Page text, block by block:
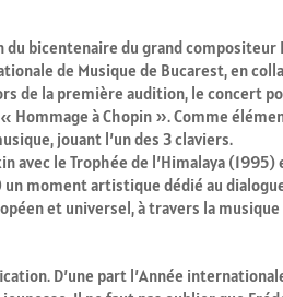
du bicentenaire du grand compositeur
de Musique de Bucarest, en
de la première audition, le concert
à Chopin ». Comme
jouant l’un des 3 claviers.
avec le Trophée de l’Himalaya
moment artistique dédié au
et universel, à travers la
D’une part l’Année